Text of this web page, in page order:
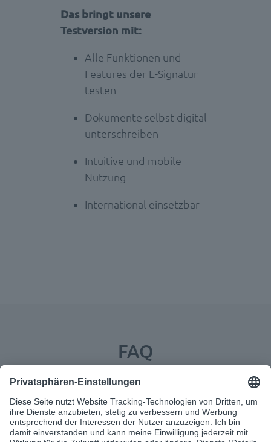
Das bringt unsere
Testversion mit:
Alle Funktionen und
Features der E-Signatur
testen
Dokumente selbst digital
unterschreiben
Intuitive und mobile
Nutzung
International einsetzbar
FAQ
Kostet mich die Testphase etwas?